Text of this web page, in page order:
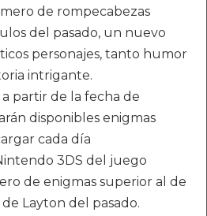
de rompecabezas
del pasado, un nuevo
personajes, tanto humor
intrigante.
partir de la fecha de
disponibles enigmas
cada día
3DS del juego
de enigmas superior al de
Layton del pasado.